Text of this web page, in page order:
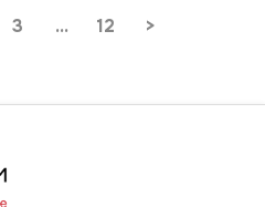
3 … 12